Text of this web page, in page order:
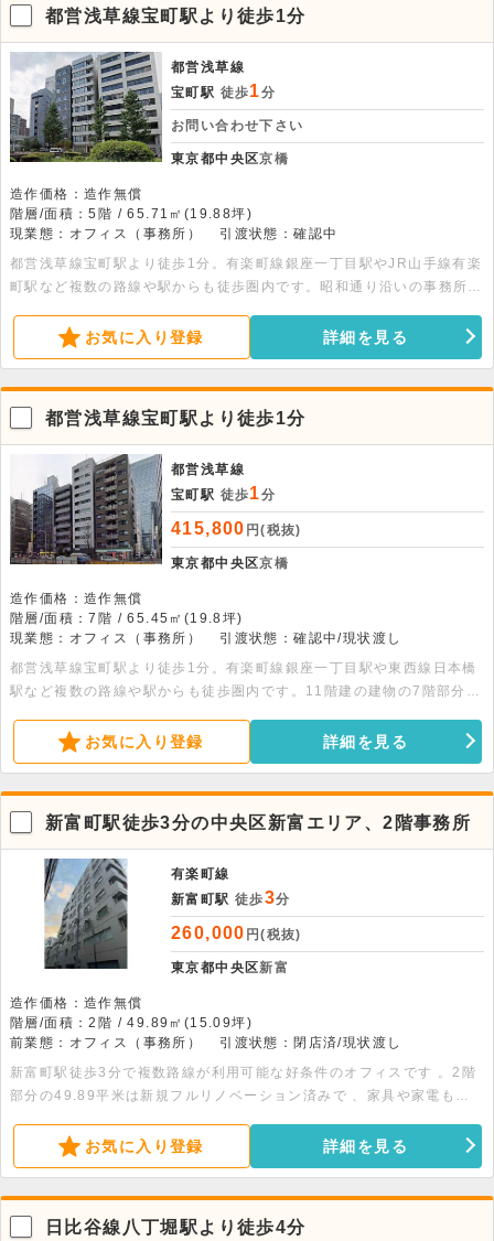
都営浅草線宝町駅より徒歩1分
都営浅草線
宝町駅 徒歩1分
お問い合わせ下さい
東京都中央区京橋
造作価格：造作無償
階層/面積：5階 / 65.71㎡(19.88坪)
現業態：オフィス（事務所）
引渡状態：確認中
都営浅草線宝町駅より徒歩1分。有楽町線銀座一丁目駅やJR山手線有楽
町駅など複数の路線や駅からも徒歩圏内です。昭和通り沿いの事務所物
ペット完備です。お気に入り登録 詳細を見る
都営浅草線宝町駅より徒歩1分
都営浅草線
宝町駅 徒歩1分
415,800 円(税抜)
東京都中央区京橋
造作価格：造作無償
階層/面積：7階 / 65.45㎡(19.8坪)
現業態：オフィス（事務所）
引渡状態：確認中/現状渡し
都営浅草線宝町駅より徒歩1分。有楽町線銀座一丁目駅や東西線日本橋
駅など複数の路線や駅からも徒歩圏内です。11階建の建物の7階部分、
調・オートロック・24時間緊急通報システム完備です。
お気に入り登録 詳細を見る
新富町駅徒歩3分の中央区新富エリア、2階事務所
有楽町線
新富町駅 徒歩3分
260,000 円(税抜)
東京都中央区新富
造作価格：造作無償
階層/面積：2階 / 49.89㎡(15.09坪)
前業態：オフィス（事務所）
引渡状態：閉店済/現状渡し
新富町駅徒歩3分で複数路線が利用可能な好条件のオフィスです 。2階
部分の49.89平米は新規フルリノベーション済みで 、家具や家電も備
お気に入り登録 詳細を見る
日比谷線八丁堀駅より徒歩4分